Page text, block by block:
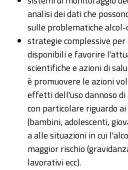
analisi dei dati che
sulle problematiche
strategie complessive
disponibili e favorire
scientifiche e azioni di
è promuovere le azioni
effetti dell'uso dannoso
con particolare riguardo
(bambini, adolescenti,
a alle situazioni in cui
maggior rischio
lavorativi ecc).